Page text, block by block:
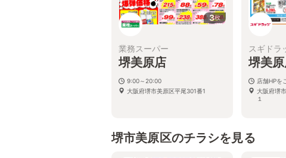
3枚
業務スーパー
堺美原店
9:00～20:00
大阪府堺市美原区平尾301番1
スギドラ
堺美
店舗HPを
大阪府堺
１
堺市美原区のチラシを見る